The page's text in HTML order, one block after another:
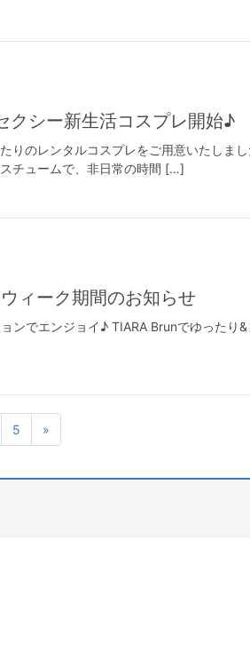
クシー新生活コスプレ開始♪
りのレンタルコスプレをご用意いたしま
チュームで、非日常の時間 […]
ィーク期間のお知らせ
ンでエンジョイ♪ TIARA Brunでゆった
5 »